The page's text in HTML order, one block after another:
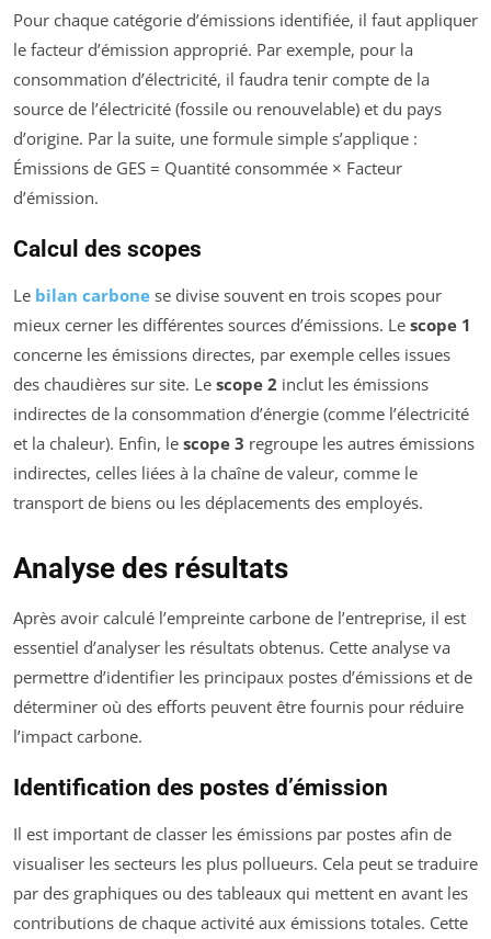
Pour chaque catégorie d’émissions identifiée, il faut appliquer
le facteur d’émission approprié. Par exemple, pour la
consommation d’électricité, il faudra tenir compte de la
source de l’électricité (fossile ou renouvelable) et du pays
d’origine. Par la suite, une formule simple s’applique :
Émissions de GES = Quantité consommée × Facteur
d’émission.
Calcul des scopes
Le bilan carbone se divise souvent en trois scopes pour
mieux cerner les différentes sources d’émissions. Le scope 1
concerne les émissions directes, par exemple celles issues
des chaudières sur site. Le scope 2 inclut les émissions
indirectes de la consommation d’énergie (comme l’électricité
et la chaleur). Enfin, le scope 3 regroupe les autres émissions
indirectes, celles liées à la chaîne de valeur, comme le
transport de biens ou les déplacements des employés.
Analyse des résultats
Après avoir calculé l’empreinte carbone de l’entreprise, il est
essentiel d’analyser les résultats obtenus. Cette analyse va
permettre d’identifier les principaux postes d’émissions et de
déterminer où des efforts peuvent être fournis pour réduire
l’impact carbone.
Identification des postes d’émission
Il est important de classer les émissions par postes afin de
visualiser les secteurs les plus pollueurs. Cela peut se traduire
par des graphiques ou des tableaux qui mettent en avant les
contributions de chaque activité aux émissions totales. Cette